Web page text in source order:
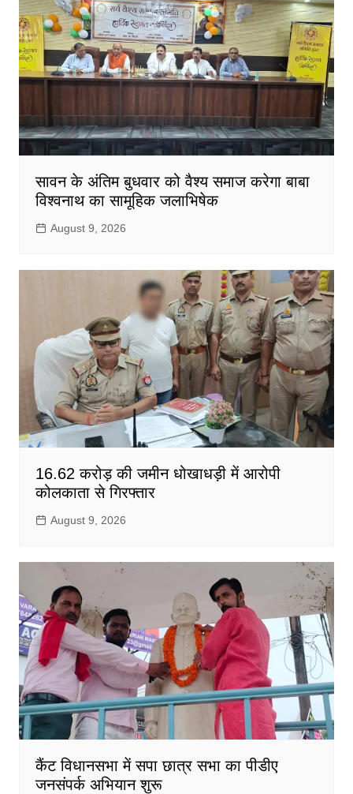
सावन के अंतिम बुधवार को वैश्य समाज करेगा बाबा
विश्वनाथ का सामूहिक जलाभिषेक
August 9, 2026
16.62 करोड़ की जमीन धोखाधड़ी में आरोपी
कोलकाता से गिरफ्तार
August 9, 2026
कैंट विधानसभा में सपा छात्र सभा का पीडीए
जनसंपर्क अभियान शुरू